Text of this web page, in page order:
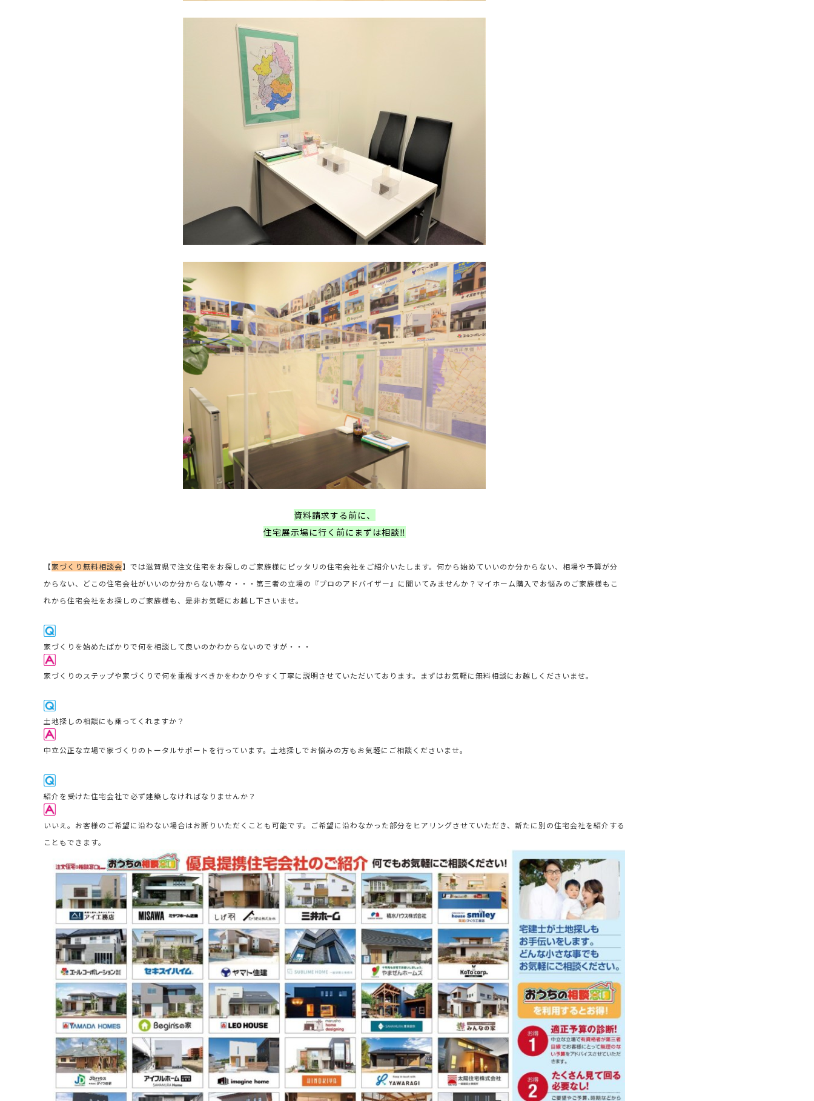
資料請求する前に、
住宅展示場に行く前にまずは相談‼
【家づくり無料相談会】では滋賀県で注文住宅をお探しのご家族様にピッタリの住宅会社をご紹介いたします。何から始めていいのか分からない、相場や予算が分
からない、どこの住宅会社がいいのか分からない等々・・・第三者の立場の『プロのアドバイザー』に聞いてみませんか？マイホーム購入でお悩みのご家族様もこ
れから住宅会社をお探しのご家族様も、是非お気軽にお越し下さいませ。
家づくりを始めたばかりで何を相談して良いのかわからないのですが・・・
家づくりのステップや家づくりで何を重視すべきかをわかりやすく丁寧に説明させていただいております。まずはお気軽に無料相談にお越しくださいませ。
土地探しの相談にも乗ってくれますか？
中立公正な立場で家づくりのトータルサポートを行っています。 土地探しでお悩みの方もお気軽にご相談くださいませ。
紹介を受けた住宅会社で必ず建築しなければなりませんか？
いいえ。お客様のご希望に沿わない場合はお断りいただくことも可能です。ご希望に沿わなかった部分をヒアリングさせていただき、新たに別の住宅会社を紹介する
こともできます。